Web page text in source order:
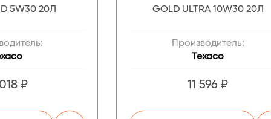
5W30 20Л
₽
GOLD ULTRA 10W30 20Л
Производитель:
Texaco
11 596 ₽